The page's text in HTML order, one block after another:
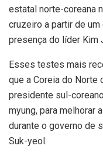
estatal norte-coreana
cruzeiro a partir de
presença do líder Kim
Esses testes mais
que a Coreia do Norte
presidente sul-
myung, para melhorar
durante o governo de
Suk-yeol.